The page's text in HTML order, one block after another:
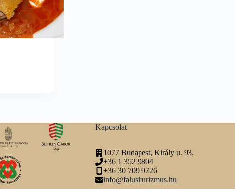
Kapcsolat
1077 Budapest, Király u. 93.
+36 1 352 9804
+36 30 709 9726
info@falusiturizmus.hu